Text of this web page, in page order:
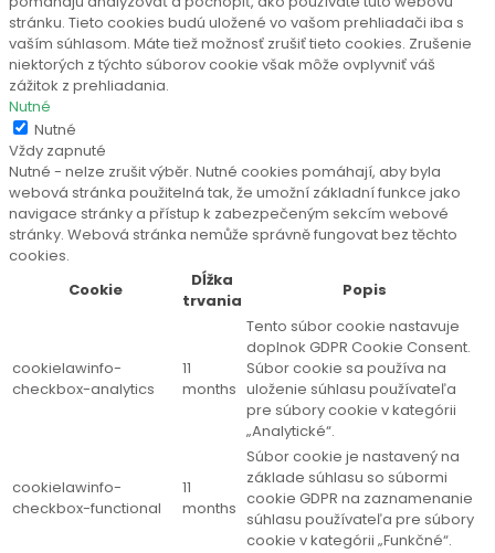
stránku. Tieto cookies budú uložené vo vašom prehliadači iba s
vaším súhlasom. Máte tiež možnosť zrušiť tieto cookies. Zrušenie
niektorých z týchto súborov cookie však môže ovplyvniť váš
zážitok z prehliadania.
Nutné
Nutné
Vždy zapnuté
Nutné - nelze zrušit výběr. Nutné cookies pomáhají, aby byla
webová stránka použitelná tak, že umožní základní funkce jako
navigace stránky a přístup k zabezpečeným sekcím webové
stránky. Webová stránka nemůže správně fungovat bez těchto
cookies.
Cookie
Dĺžka
trvania
Popis
cookielawinfo-
checkbox-analytics
11
months
Tento súbor cookie nastavuje
doplnok GDPR Cookie Consent.
Súbor cookie sa používa na
uloženie súhlasu používateľa
pre súbory cookie v kategórii
„Analytické“.
cookielawinfo-
checkbox-functional
11
months
Súbor cookie je nastavený na
základe súhlasu so súbormi
cookie GDPR na zaznamenanie
súhlasu používateľa pre súbory
cookie v kategórii „Funkčné“.